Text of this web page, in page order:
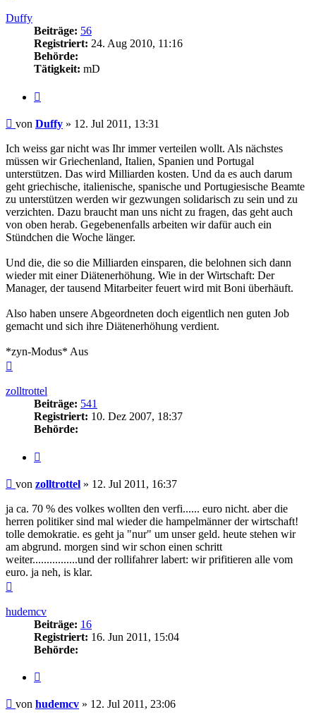
Duffy
Beiträge: 56
Registriert: 24. Aug 2010, 11:16
Behörde:
Tätigkeit: mD
Beitrag
von Duffy » 12. Jul 2011, 13:31
Ich weiss gar nicht was Ihr immer verteilen wollt. Als nächstes
müssen wir Griechenland, Italien, Spanien und Portugal
unterstützen. Das wird Milliarden kosten. Und da es auch darum
geht griechische, italienische, spanische und Portugiesische Beamte
zu unterstützen werden wir gezwungen solidarisch zu sein und zu
verzichten. Dazu braucht man uns nicht zu fragen, das geht auch
von oben herab. Gegebenenfalls arbeiten wir dafür auch ein
Stündchen die Woche länger.
Und die, die so die Milliarden einsparen, die belohnen sich dann
wieder mit einer Diätenerhöhung. Wie in der Wirtschaft: Der
Manager, der tausend Mitarbeiter feuert wird mit Boni überhäuft.
Also haben unsere Abgeordneten doch eigentlich nen guten Job
gemacht und sich ihre Diätenerhöhung verdient.
*zyn-Modus* Aus
zolltrottel
Beiträge: 541
Registriert: 10. Dez 2007, 18:37
Behörde:
Beitrag
von zolltrottel » 12. Jul 2011, 16:37
ja ca. 70 % des volkes wollten den verfi...... euro nicht. aber die
herren politiker sind mal wieder die hampelmänner der wirtschaft!
tolle demokratie. es geht ja "nur" um unser geld. heute stehen wir
am abgrund. morgen sind wir schon einen schritt
weiter................und der rollifahrer labert: wir prifitieren alle vom
euro. ja neh, is klar.
hudemcv
Beiträge: 16
Registriert: 16. Jun 2011, 15:04
Behörde:
Beitrag
von hudemcv » 12. Jul 2011, 23:06